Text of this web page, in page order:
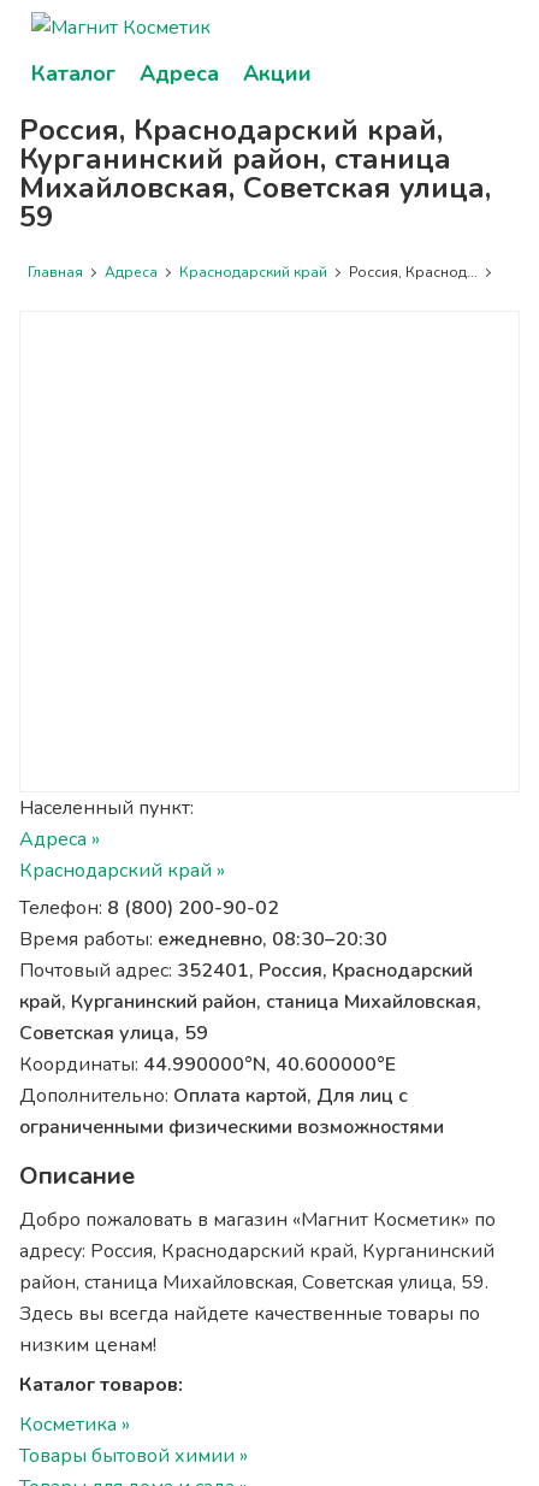
Каталог Адреса Акции
Россия, Краснодарский край,
Курганинский район, станица
Михайловская, Советская улица,
59
Главная Адреса Краснодарский край Россия, Краснод...
Населенный пункт:
Адреса »
Краснодарский край »
Телефон: 8 (800) 200-90-02
Время работы: ежедневно, 08:30–20:30
Почтовый адрес: 352401, Россия, Краснодарский
край, Курганинский район, станица Михайловская,
Советская улица, 59
Координаты: 44.990000°N, 40.600000°E
Дополнительно: Оплата картой, Для лиц с
ограниченными физическими возможностями
Описание
Добро пожаловать в магазин «Магнит Косметик» по
адресу: Россия, Краснодарский край, Курганинский
район, станица Михайловская, Советская улица, 59.
Здесь вы всегда найдете качественные товары по
низким ценам!
Каталог товаров:
Косметика »
Товары бытовой химии »